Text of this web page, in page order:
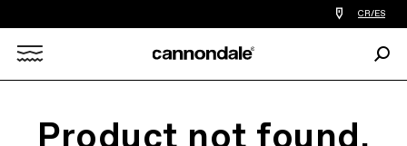
Encontrar
tiedas
bicicletas
de
CR/ES